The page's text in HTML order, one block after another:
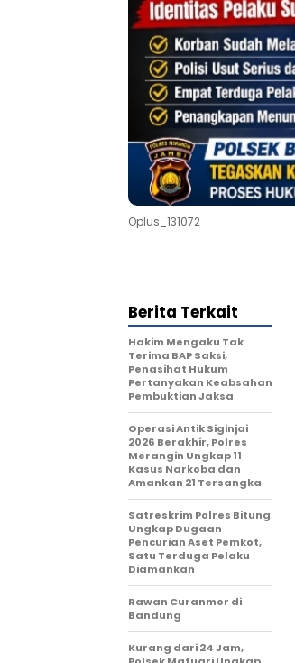
Oplus_131072
Berita Terkait
Hakim Mengaku Tak
Terima BAP Saksi,
Penasihat Hukum
Pertanyakan Keabsahan
Pembuktian Jaksa
Operasi Antik Siginjai
2026 Berakhir, Polres
Merangin Ungkap 11
Kasus Narkoba dan
Amankan 21 Tersangka
Satreskrim Polres Bitung
Ungkap Dugaan
Pencurian Aset Pemkot,
Satu Terduga Pelaku
Diamankan
Rawan Curanmor di
Bandung
Kurang dari 24 Jam,